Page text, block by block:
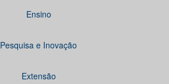
Ensino
Pesquisa e Inovação
Extensão